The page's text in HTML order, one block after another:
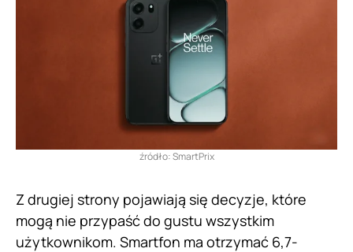
źródło: SmartPrix
Z drugiej strony pojawiają się decyzje, które
mogą nie przypaść do gustu wszystkim
użytkownikom. Smartfon ma otrzymać 6,7-